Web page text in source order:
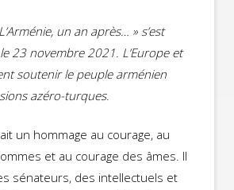
un an après… » s’est
23 novembre 2021. L’Europe et
soutenir le peuple arménien
azéro-turques.
un hommage au courage, au
et au courage des âmes. Il
sénateurs, des intellectuels et